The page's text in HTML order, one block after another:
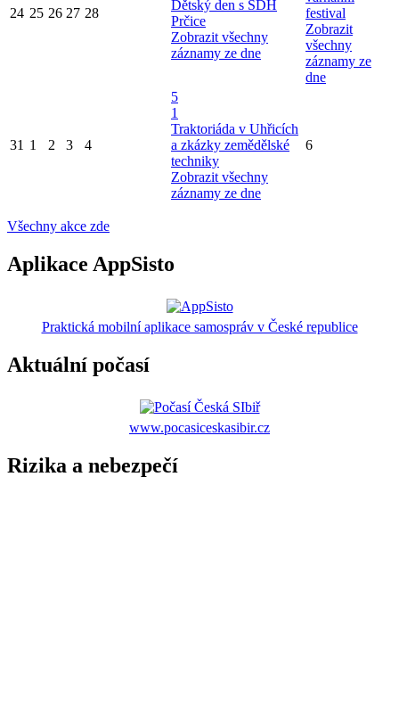
24 25 26 27 28
Dětský den s SDH
Prčice
Zobrazit všechny
záznamy ze dne
festival
Zobrazit
všechny
záznamy ze
dne
31 1 2 3 4
5
1
Traktoriáda v Uhřicích
a zkázky zemědělské
techniky
Zobrazit všechny
záznamy ze dne
6
Všechny akce zde
Aplikace AppSisto
Praktická mobilní aplikace samospráv v České republice
Aktuální počasí
www.pocasiceskasibir.cz
Rizika a nebezpečí